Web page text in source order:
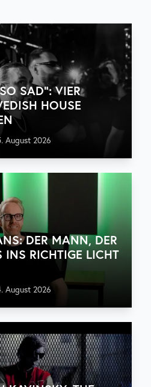
SAD“: VIER
HOUSE
August 2026
DER MANN, DER
RICHTIGE LICHT
August 2026